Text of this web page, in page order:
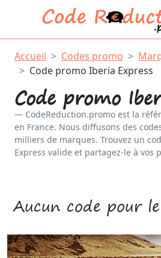
Accueil Codes promo
Code promo Iberia Express
Code promo
CodeReduction.promo est la
en France. Nous diffusons des
milliers de marques. Trouvez un
Express valide et partagez-le à vos
Aucun code pour